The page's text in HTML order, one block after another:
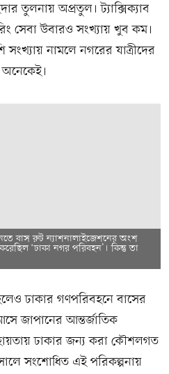
তুলনায় অপ্রতুল। ট্যাক্সিক্যাব
সেবা উবারও সংখ্যায় খুব কম।
সংখ্যায় নামলে নগরের যাত্রীদের
বাস রুট ন্যাশনালাইজেশনের অংশ
‘ঢাকা নগর পরিবহন’। কিন্তু তা
ঢাকার গণপরিবহনে বাসের
জাপানের আন্তর্জাতিক
ঢাকার জন্য করা কৌশলগত
সংশোধিত এই পরিকল্পনায়